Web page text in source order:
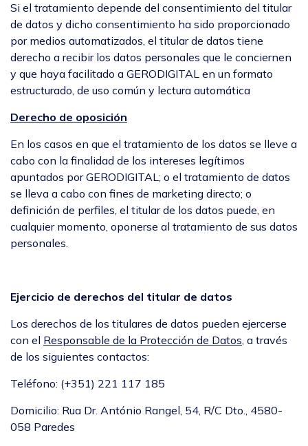
Si el tratamiento depende del consentimiento del titular
de datos y dicho consentimiento ha sido proporcionado
por medios automatizados, el titular de datos tiene
derecho a recibir los datos personales que le conciernen
y que haya facilitado a GERODIGITAL en un formato
estructurado, de uso común y lectura automática
Derecho de oposición
En los casos en que el tratamiento de los datos se lleve a
cabo con la finalidad de los intereses legítimos
apuntados por GERODIGITAL; o el tratamiento de datos
se lleva a cabo con fines de marketing directo; o
definición de perfiles, el titular de los datos puede, en
cualquier momento, oponerse al tratamiento de sus datos
personales.
Ejercicio de derechos del titular de datos
Los derechos de los titulares de datos pueden ejercerse
con el Responsable de la Protección de Datos, a través
de los siguientes contactos:
Teléfono: (+351) 221 117 185
Domicilio: Rua Dr. António Rangel, 54, R/C Dto., 4580-
058 Paredes